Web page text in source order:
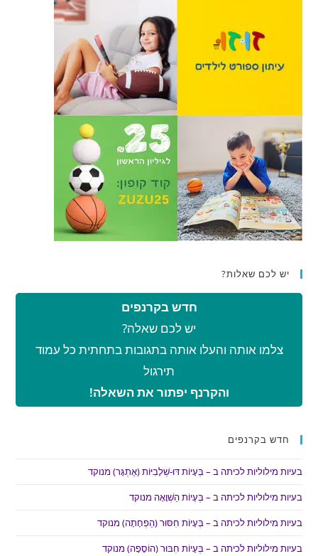
יש לכם שאלות?
חדש בקרנפים
יש לכם שאלה?
צלמו אותה והעלו אותה בתגובות בתחתית כל עמוד
תירגול
והקרנף יפתור את השאלה!
חדש בקרנפים
בעיות מילוליות לכיתה ב – בְּעָיוֹת דּוּ-שְׁלָבִיּוֹת (אֶתְגָּר) מנוקד
בעיות מילוליות לכיתה ב – בְּעָיוֹת הַשְׁוָאָה מנוקד
בעיות מילוליות לכיתה ב – בְּעָיוֹת חִסּוּר (הַפְחָתָה) מנוקד
בעיות מילוליות לכיתה ב – בְּעָיוֹת חִבּוּר (הוֹסָפָה) מנוקד